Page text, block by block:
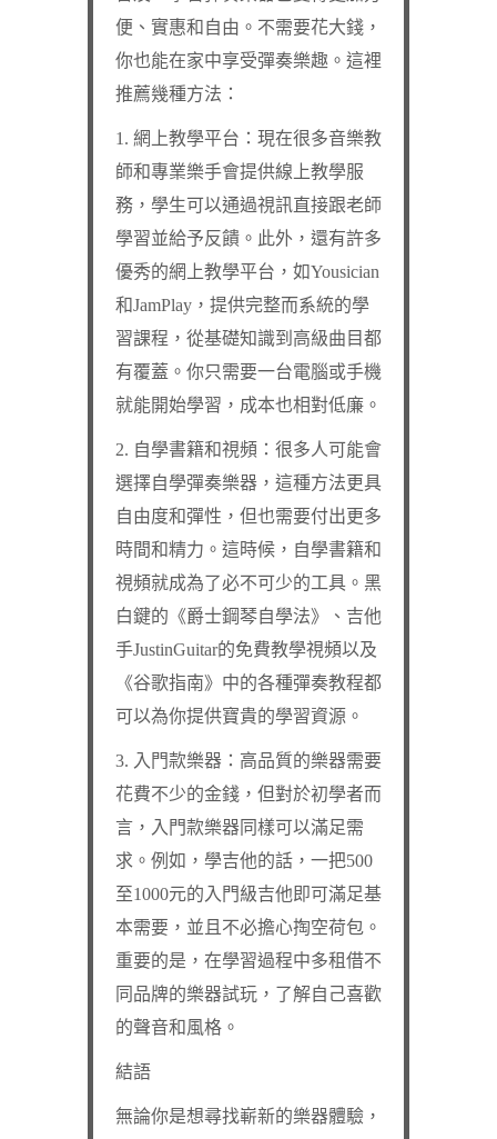
便、實惠和自由。不需要花大錢，
你也能在家中享受彈奏樂趣。這裡
推薦幾種方法：
1. 網上教學平台：現在很多音樂教
師和專業樂手會提供線上教學服
務，學生可以通過視訊直接跟老師
學習並給予反饋。此外，還有許多
優秀的網上教學平台，如Yousician
和JamPlay，提供完整而系統的學
習課程，從基礎知識到高級曲目都
有覆蓋。你只需要一台電腦或手機
就能開始學習，成本也相對低廉。
2. 自學書籍和視頻：很多人可能會
選擇自學彈奏樂器，這種方法更具
自由度和彈性，但也需要付出更多
時間和精力。這時候，自學書籍和
視頻就成為了必不可少的工具。黑
白鍵的《爵士鋼琴自學法》、吉他
手JustinGuitar的免費教學視頻以及
《谷歌指南》中的各種彈奏教程都
可以為你提供寶貴的學習資源。
3. 入門款樂器：高品質的樂器需要
花費不少的金錢，但對於初學者而
言，入門款樂器同樣可以滿足需
求。例如，學吉他的話，一把500
至1000元的入門級吉他即可滿足基
本需要，並且不必擔心掏空荷包。
重要的是，在學習過程中多租借不
同品牌的樂器試玩，了解自己喜歡
的聲音和風格。
結語
無論你是想尋找嶄新的樂器體驗，